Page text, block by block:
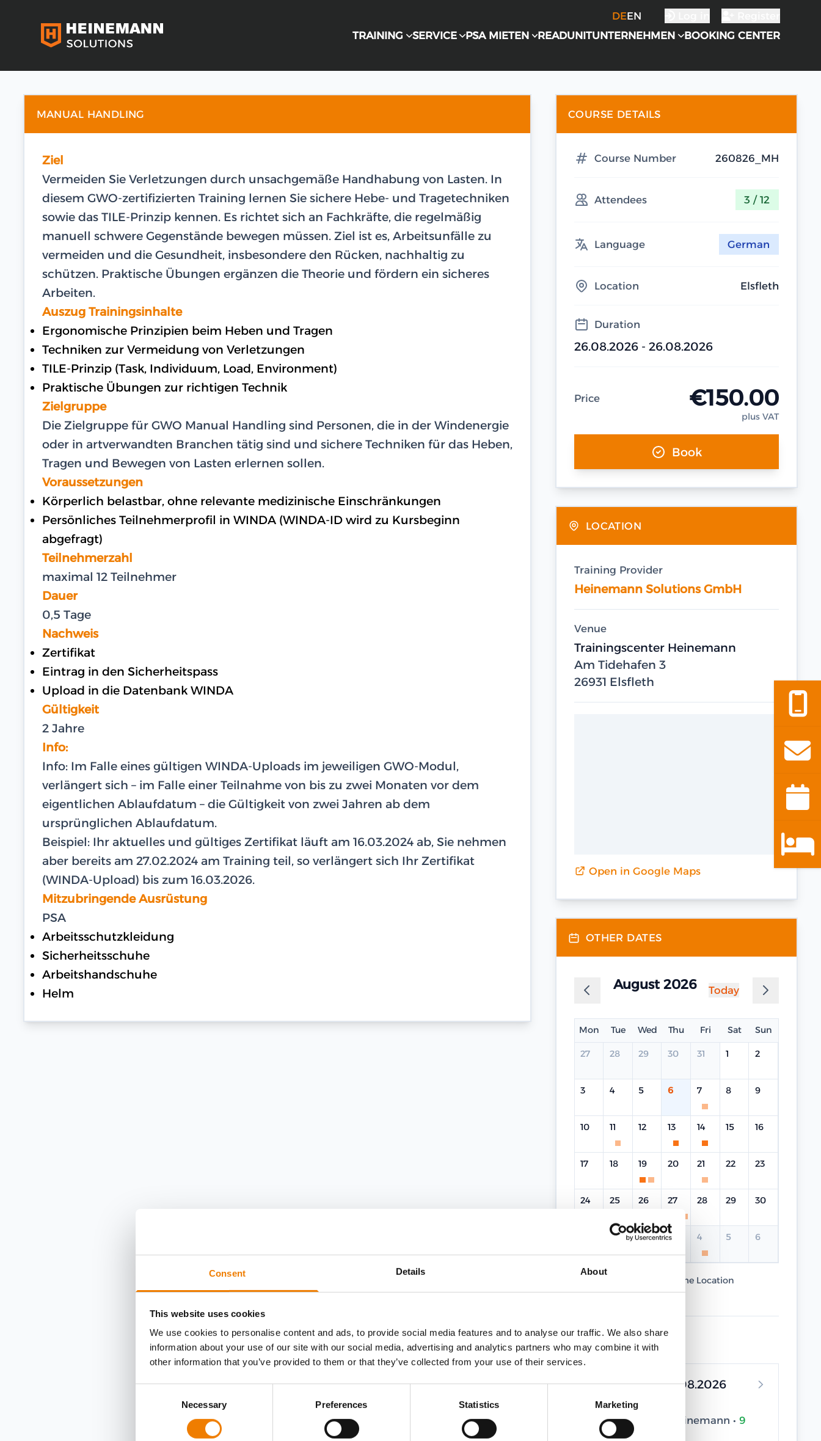
Consent Details About
This website uses cookies
We use cookies to personalise content and ads, to provide social media features and to analyse our traffic. We also share
information about your use of our site with our social media, advertising and analytics partners who may combine it with
other information that you’ve provided to them or that they’ve collected from your use of their services.
Necessary Preferences Statistics Marketing
DEEN
TRAINING
SERVICE PSA MIETEN READUNITUNTERNEHMEN BOOKING CENTER
MANUAL HANDLING
Ziel
Vermeiden Sie Verletzungen durch unsachgemäße Handhabung von Lasten. In
diesem GWO-zertifizierten Training lernen Sie sichere Hebe- und Tragetechniken
sowie das TILE-Prinzip kennen. Es richtet sich an Fachkräfte, die regelmäßig
manuell schwere Gegenstände bewegen müssen. Ziel ist es, Arbeitsunfälle zu
vermeiden und die Gesundheit, insbesondere den Rücken, nachhaltig zu
schützen. Praktische Übungen ergänzen die Theorie und fördern ein sicheres
Arbeiten.
Auszug Trainingsinhalte
Ergonomische Prinzipien beim Heben und Tragen
Techniken zur Vermeidung von Verletzungen
TILE-Prinzip (Task, Individuum, Load, Environment)
Praktische Übungen zur richtigen Technik
Zielgruppe
Die Zielgruppe für GWO Manual Handling sind Personen, die in der Windenergie
oder in artverwandten Branchen tätig sind und sichere Techniken für das Heben,
Tragen und Bewegen von Lasten erlernen sollen.
Voraussetzungen
Körperlich belastbar, ohne relevante medizinische Einschränkungen
Persönliches Teilnehmerprofil in WINDA (WINDA-ID wird zu Kursbeginn
abgefragt)
Teilnehmerzahl
maximal 12 Teilnehmer
Dauer
0,5 Tage
Nachweis
Zertifikat
Eintrag in den Sicherheitspass
Upload in die Datenbank WINDA
Gültigkeit
2 Jahre
Info:
Info: Im Falle eines gültigen WINDA-Uploads im jeweiligen GWO-Modul,
verlängert sich – im Falle einer Teilnahme von bis zu zwei Monaten vor dem
eigentlichen Ablaufdatum – die Gültigkeit von zwei Jahren ab dem
ursprünglichen Ablaufdatum.
Beispiel: Ihr aktuelles und gültiges Zertifikat läuft am 16.03.2024 ab, Sie nehmen
aber bereits am 27.02.2024 am Training teil, so verlängert sich Ihr Zertifikat
(WINDA-Upload) bis zum 16.03.2026.
Mitzubringende Ausrüstung
PSA
Arbeitsschutzkleidung
Sicherheitsschuhe
Arbeitshandschuhe
Helm
COURSE DETAILS
Course Number 260826_MH
Attendees 3 / 12
Language German
Location Elsfleth
Duration
26.08.2026 - 26.08.2026
Price €150.00
plus VAT
Book
LOCATION
Training Provider
Heinemann Solutions GmbH
Venue
Trainingscenter Heinemann
Am Tidehafen 3
26931 Elsfleth
Open in Google Maps
OTHER DATES
August 2026 Today
Mon Tue Wed Thu Fri Sat Sun
27 28 29 30 31 1 2
3 4 5 6 7 8 9
10 11 12 13 14 15 16
17 18 19 20 21 22 23
24 25 26 27 28 29 30
1 2 3 4 5 6
Same Location
Different Location
UPCOMING DATES
07.08.2026 - 07.08.2026
Elsfleth
Trainingscenter Heinemann • 9
seats available